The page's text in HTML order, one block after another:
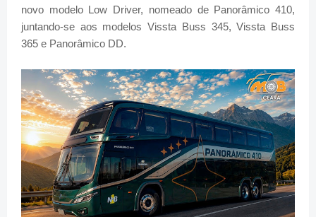
novo modelo Low Driver, nomeado de Panorâmico 410,
juntando-se aos modelos Vissta Buss 345, Vissta Buss
365 e Panorâmico DD.